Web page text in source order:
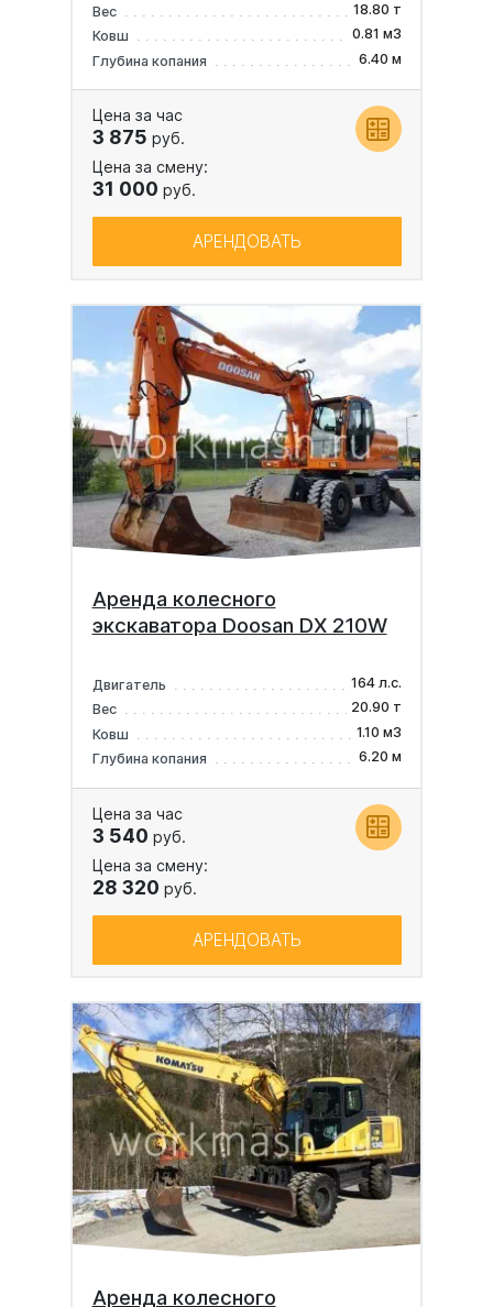
Вес
18.80 т
Ковш
0.81 м3
Глубина копания
6.40 м
Цена за час
3 875 руб.
Цена за смену:
31 000 руб.
АРЕНДОВАТЬ
Аренда колесного
экскаватора Doosan DX 210W
Двигатель
164 л.с.
Вес
20.90 т
Ковш
1.10 м3
Глубина копания
6.20 м
Цена за час
3 540 руб.
Цена за смену:
28 320 руб.
АРЕНДОВАТЬ
Аренда колесного